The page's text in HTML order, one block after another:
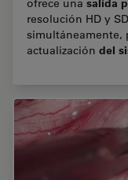
ofrece una
resolución HD y
simultáneamente,
actualización del